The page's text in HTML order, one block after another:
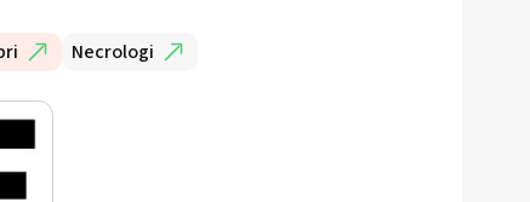
Necrologi